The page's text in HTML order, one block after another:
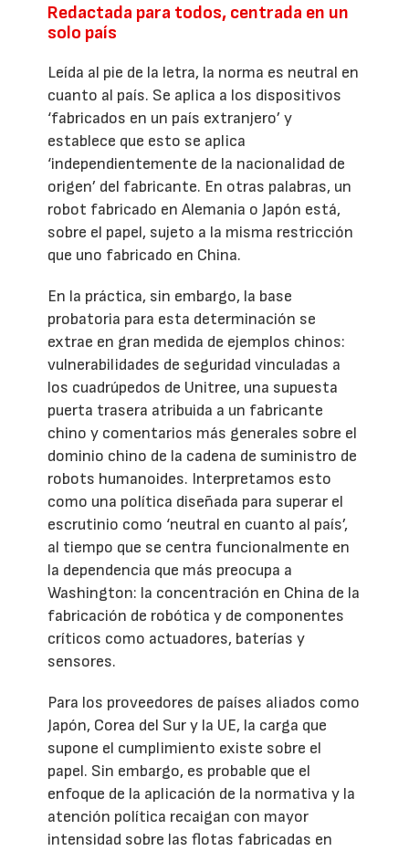
Redactada para todos, centrada en un
solo país
Leída al pie de la letra, la norma es neutral en
cuanto al país. Se aplica a los dispositivos
‘fabricados en un país extranjero’ y
establece que esto se aplica
‘independientemente de la nacionalidad de
origen’ del fabricante. En otras palabras, un
robot fabricado en Alemania o Japón está,
sobre el papel, sujeto a la misma restricción
que uno fabricado en China.
En la práctica, sin embargo, la base
probatoria para esta determinación se
extrae en gran medida de ejemplos chinos:
vulnerabilidades de seguridad vinculadas a
los cuadrúpedos de Unitree, una supuesta
puerta trasera atribuida a un fabricante
chino y comentarios más generales sobre el
dominio chino de la cadena de suministro de
robots humanoides. Interpretamos esto
como una política diseñada para superar el
escrutinio como ‘neutral en cuanto al país’,
al tiempo que se centra funcionalmente en
la dependencia que más preocupa a
Washington: la concentración en China de la
fabricación de robótica y de componentes
críticos como actuadores, baterías y
sensores.
Para los proveedores de países aliados como
Japón, Corea del Sur y la UE, la carga que
supone el cumplimiento existe sobre el
papel. Sin embargo, es probable que el
enfoque de la aplicación de la normativa y la
atención política recaigan con mayor
intensidad sobre las flotas fabricadas en